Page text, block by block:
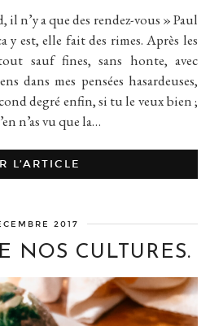
n’y a que des rendez-vous » Paul
elle fait des rimes. Après les
sauf fines, sans honte, avec
dans mes pensées hasardeuses,
degré enfin, si tu le veux bien ;
n’as vu que la…
L’ARTICLE
2017
NOS CULTURES.